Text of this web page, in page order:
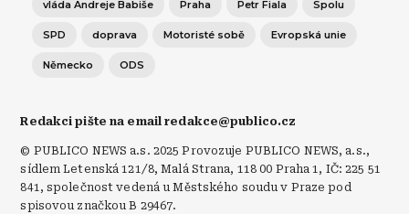
vláda Andreje Babiše Praha Petr Fiala Spolu
SPD doprava Motoristé sobě Evropská unie
Německo ODS
Redakci pište na email redakce@publico.cz
© PUBLICO NEWS a.s. 2025 Provozuje PUBLICO NEWS, a.s.,
sídlem Letenská 121/8, Malá Strana, 118 00 Praha 1, IČ: 225 51
841, společnost vedená u Městského soudu v Praze pod
spisovou značkou B 29467.